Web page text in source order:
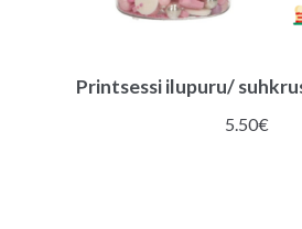
Printsessi ilupuru/
5.50€